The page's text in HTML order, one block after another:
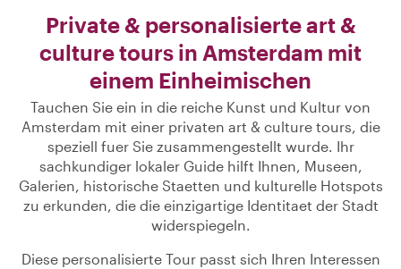
Private & personalisierte art &
culture tours in Amsterdam mit
einem Einheimischen
Tauchen Sie ein in die reiche Kunst und Kultur von
Amsterdam mit einer privaten art & culture tours, die
speziell fuer Sie zusammengestellt wurde. Ihr
sachkundiger lokaler Guide hilft Ihnen, Museen,
Galerien, historische Staetten und kulturelle Hotspots
zu erkunden, die die einzigartige Identitaet der Stadt
widerspiegeln.
Diese personalisierte Tour passt sich Ihren Interessen